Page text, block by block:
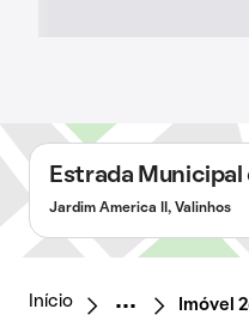
Estrada Municipal
Jardim America II, Valinhos
Início Imóvel